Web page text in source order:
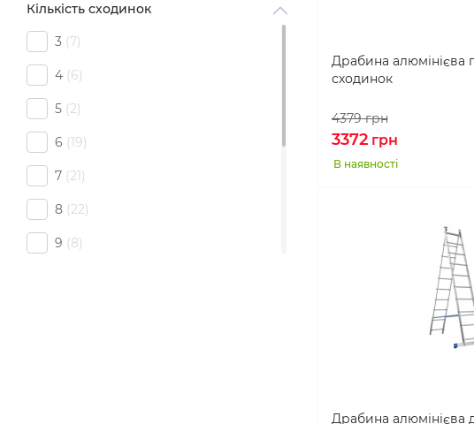
222 см 1
230 см
239 см
240 см
245 см
250 см
258 см
260 см
Кількість сходинок
3 7
4 6
5 2
6 19
7 21
8 22
9 8
Драбина алюмінієва
сходинок
4379грн
3372грн
В наявності
Драбина алюмінієва